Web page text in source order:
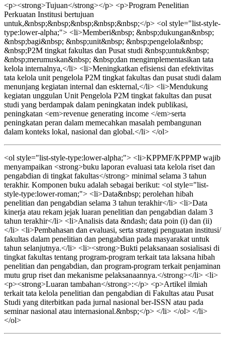
<p><strong>Tujuan</strong></p> <p>Program Penelitian
Perkuatan Institusi bertujuan
untuk,&nbsp;&nbsp;&nbsp;&nbsp;&nbsp;</p> <ol style="list-style-
type:lower-alpha;"> <li>Memberi&nbsp; &nbsp;dukungan&nbsp;
&nbsp;bagi&nbsp; &nbsp;unit&nbsp; &nbsp;pengelola&nbsp;
&nbsp;P2M tingkat fakultas dan Pusat studi &nbsp;untuk&nbsp;
&nbsp;merumuskan&nbsp; &nbsp;dan mengimplementasikan tata
kelola internalnya,</li> <li>Meningkatkan efisiensi dan efektivitas
tata kelola unit pengelola P2M tingkat fakultas dan pusat studi dalam
menunjang kegiatan internal dan eskternal,</li> <li>Mendukung
kegiatan unggulan Unit Pengelola P2M tingkat fakultas dan pusat
studi yang berdampak dalam peningkatan indek publikasi,
peningkatan <em>revenue generating income </em>serta
peningkatan peran dalam memecahkan masalah pembangunan
dalam konteks lokal, nasional dan global.</li> </ol>
<ol style="list-style-type:lower-alpha;"> <li>KPPMF/KPPMP wajib
menyampaikan <strong>buku laporan evaluasi tata kelola riset dan
pengabdian di tingkat fakultas</strong> minimal selama 3 tahun
terakhir. Komponen buku adalah sebagai berikut: <ol style="list-
style-type:lower-roman;"> <li>Data&nbsp; perolehan hibah
penelitian dan pengabdian selama 3 tahun terakhir</li> <li>Data
kinerja atau rekam jejak luaran penelitian dan pengabdian dalam 3
tahun terakhir</li> <li>Analisis data &ndash; data poin (i) dan (ii)
</li> <li>Pembahasan dan evaluasi, serta strategi penguatan institusi/
fakultas dalam penelitian dan pengabdian pada masyarakat untuk
tahun selanjutnya.</li> <li><strong>Bukti pelaksanaan sosialisasi di
tingkat fakultas tentang program-program terkait tata laksana hibah
penelitian dan pengabdian, dan program-program terkait penjaminan
mutu grup riset dan mekanisme pelaksanaannya.</strong></li> <li>
<p><strong>Luaran tambahan</strong>:</p> <p>Artikel ilmiah
terkait tata kelola penelitian dan pengabdian di Fakultas atau Pusat
Studi yang diterbitkan pada jurnal nasional ber-ISSN atau pada
seminar nasional atau internasional.&nbsp;</p> </li> </ol> </li>
</ol>